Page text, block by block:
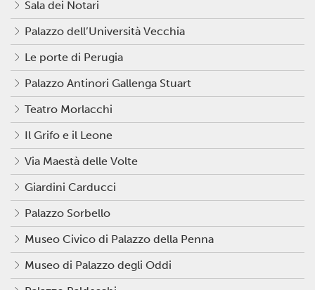
Sala dei Notari
Palazzo dell’Università Vecchia
Le porte di Perugia
Palazzo Antinori Gallenga Stuart
Teatro Morlacchi
Il Grifo e il Leone
Via Maestà delle Volte
Giardini Carducci
Palazzo Sorbello
Museo Civico di Palazzo della Penna
Museo di Palazzo degli Oddi